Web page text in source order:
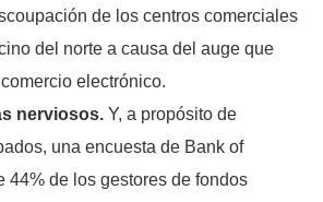
de los centros comerciales
del norte a causa del auge que
electrónico.
nerviosos. Y, a propósito de
una encuesta de Bank of
44% de los gestores de fondos